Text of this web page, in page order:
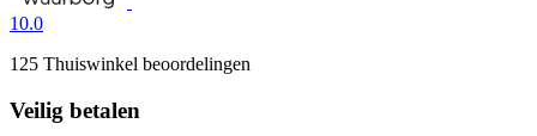
10.0
125 Thuiswinkel beoordelingen
Veilig betalen